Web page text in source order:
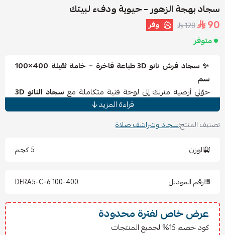
سجاد بهجة الزهور – حيوية ودفء لبيتك
90
128 وفر
متوفر
✨ سجاد فرش نانو 3D طباعة فاخرة – خامة ثقيلة 400×100
سم
حوّلي أرضية منزلك إلى لوحة فنية متكاملة مع سجاد النانو 3D
بتقنية الطباعة ثلاثية الأبعاد. تصميم عصري بخامة ثقيلة عالية
طويلاً. مثالي لغرف الجلوس والمجالس الواسعة.
✅
خامة نانو ثقيلة متينة تدوم سنوات.
مقاس كبير (400×100 سم) مناسب للمساحات الواسعة.
سهل التنظيف ولا يفقد رونقه مع الاستعمال.
قراءة المزيد
تصنيف المنتج:سجاد وشراشف صلاة
الوزن
5 كجم
رقم الموديل DERA5-C-6 100-400
عرض خاص لفترة محدودة
كود خصم 15% لجميع المنتجات